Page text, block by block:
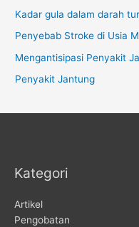
Kadar gula dalam darah
Penyebab Stroke di Usia
Mengantisipasi Penyakit
Penyakit Jantung
Kategori
Artikel
Pengobatan